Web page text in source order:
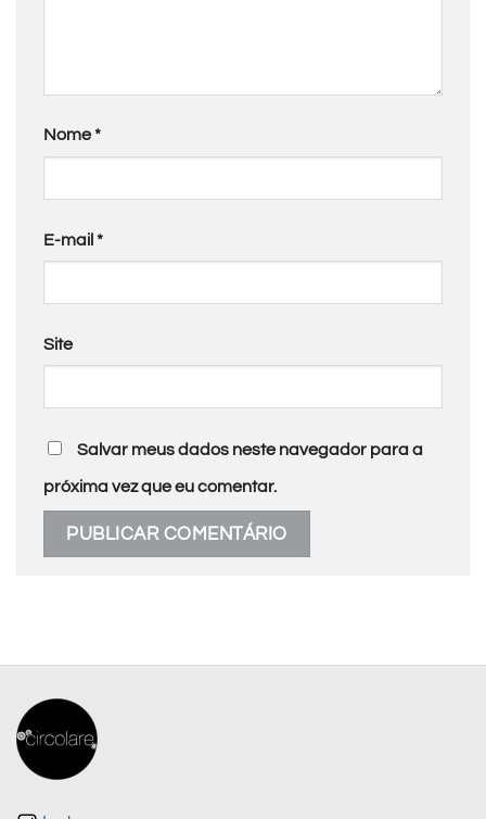
Nome*
E-mail*
Site
Salvar meus dados neste navegador para a
próxima vez que eu comentar.